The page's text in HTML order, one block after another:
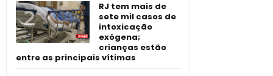
RJ tem mais de
sete mil casos de
intoxicação
exógena;
crianças estão
entre as principais vítimas